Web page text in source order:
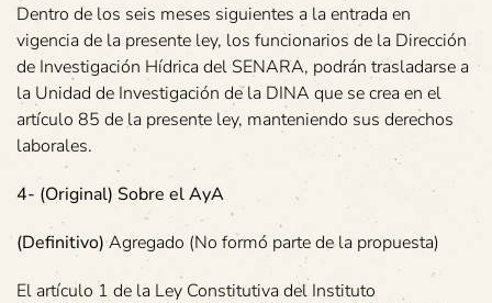
Dentro de los seis meses siguientes a la entrada en
vigencia de la presente ley, los funcionarios de la Dirección
de Investigación Hídrica del SENARA, podrán trasladarse a
la Unidad de Investigación de la DINA que se crea en el
artículo 85 de la presente ley, manteniendo sus derechos
laborales.
4- (Original) Sobre el AyA
(Definitivo)Agregado (No formó parte de la propuesta)
El artículo 1 de la Ley Constitutiva del Instituto